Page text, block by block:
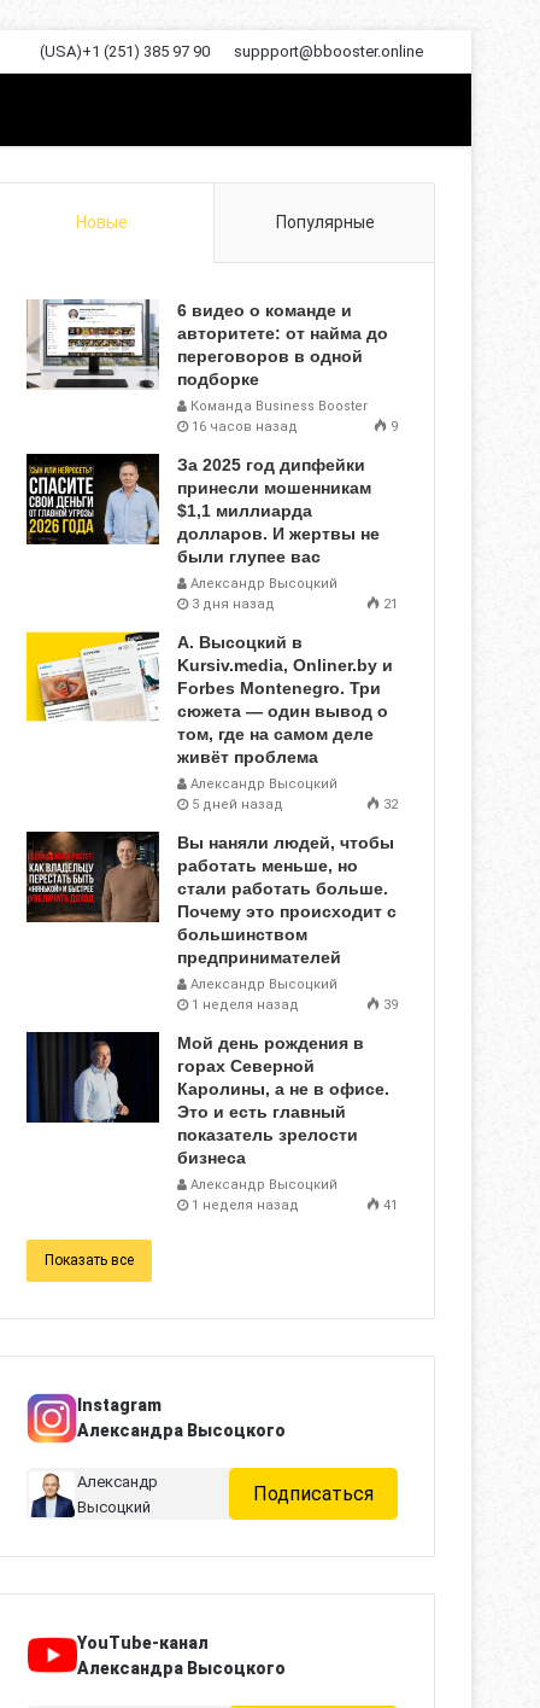
(USA)+1 (251) 385 97 90 suppport@bbooster.online
Новые Популярные
6 видео о команде и
авторитете: от найма до
переговоров в одной
подборке
Команда Business Booster
16 часов назад
9
За 2025 год дипфейки
принесли мошенникам
$1,1 миллиарда
долларов. И жертвы не
были глупее вас
Александр Высоцкий
3 дня назад
21
А. Высоцкий в
Kursiv.media, Onliner.by и
Forbes Montenegro. Три
сюжета — один вывод о
том, где на самом деле
живёт проблема
Александр Высоцкий
5 дней назад
32
Вы наняли людей, чтобы
работать меньше, но
стали работать больше.
Почему это происходит с
большинством
предпринимателей
Александр Высоцкий
1 неделя назад
39
Мой день рождения в
горах Северной
Каролины, а не в офисе.
Это и есть главный
показатель зрелости
бизнеса
Александр Высоцкий
1 неделя назад
41
Показать все
Instagram
Александра Высоцкого
Александр
Высоцкий
Подписаться
YouTube-канал
Александра Высоцкого